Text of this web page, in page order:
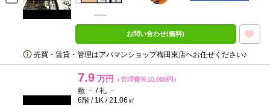
お問い合わせ(無料)
売買・賃貸・管理はアパマンショップ梅田東店へお任せください♪
7.9 万円 （管理費等10,000円）
敷 － / 礼 －
6階 / 1K / 21.06㎡